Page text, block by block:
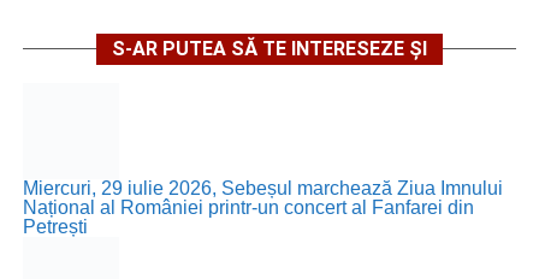
S-AR PUTEA SĂ TE INTERESEZE ȘI
Miercuri, 29 iulie 2026, Sebeșul marchează Ziua Imnului
Național al României printr-un concert al Fanfarei din
Petrești